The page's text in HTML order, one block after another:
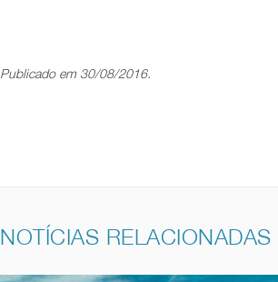
Publicado em 30/08/2016.
NOTÍCIAS RELACIONADAS